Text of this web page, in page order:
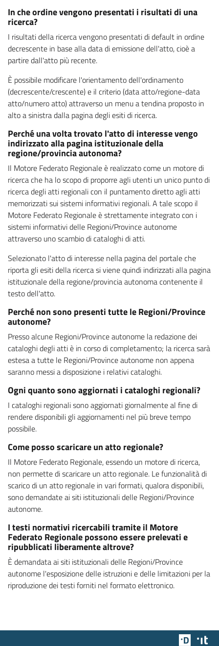
In che ordine vengono presentati i risultati di una
ricerca?
I risultati della ricerca vengono presentati di default in ordine
decrescente in base alla data di emissione dell'atto, cioè a
partire dall'atto più recente.
È possibile modificare l'orientamento dell'ordinamento
(decrescente/crescente) e il criterio (data atto/regione-data
atto/numero atto) attraverso un menu a tendina proposto in
alto a sinistra dalla pagina degli esiti di ricerca.
Perché una volta trovato l'atto di interesse vengo
indirizzato alla pagina istituzionale della
regione/provincia autonoma?
Il Motore Federato Regionale è realizzato come un motore di
ricerca che ha lo scopo di proporre agli utenti un unico punto di
ricerca degli atti regionali con il puntamento diretto agli atti
memorizzati sui sistemi informativi regionali. A tale scopo il
Motore Federato Regionale è strettamente integrato con i
sistemi informativi delle Regioni/Province autonome
attraverso uno scambio di cataloghi di atti.
Selezionato l'atto di interesse nella pagina del portale che
riporta gli esiti della ricerca si viene quindi indirizzati alla pagina
istituzionale della regione/provincia autonoma contenente il
testo dell'atto.
Perché non sono presenti tutte le Regioni/Province
autonome?
Presso alcune Regioni/Province autonome la redazione dei
cataloghi degli atti è in corso di completamento; la ricerca sarà
estesa a tutte le Regioni/Province autonome non appena
saranno messi a disposizione i relativi cataloghi.
Ogni quanto sono aggiornati i cataloghi regionali?
I cataloghi regionali sono aggiornati giornalmente al fine di
rendere disponibili gli aggiornamenti nel più breve tempo
possibile.
Come posso scaricare un atto regionale?
Il Motore Federato Regionale, essendo un motore di ricerca,
non permette di scaricare un atto regionale. Le funzionalità di
scarico di un atto regionale in vari formati, qualora disponibili,
sono demandate ai siti istituzionali delle Regioni/Province
autonome.
I testi normativi ricercabili tramite il Motore
Federato Regionale possono essere prelevati e
ripubblicati liberamente altrove?
È demandata ai siti istituzionali delle Regioni/Province
autonome l'esposizione delle istruzioni e delle limitazioni per la
riproduzione dei testi forniti nel formato elettronico.
Team